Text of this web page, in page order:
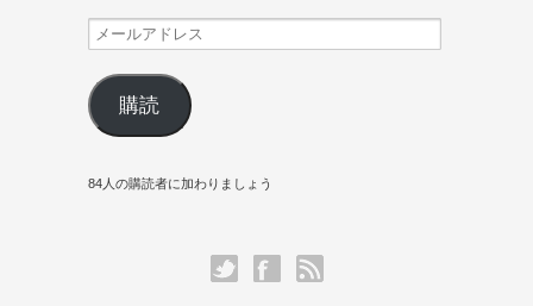
メ
ル
ア
購読
84人の購読者に加わりましょう